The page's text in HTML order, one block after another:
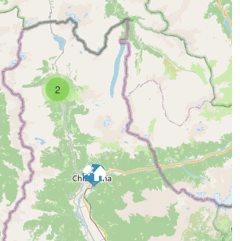
2
CO-FINANZIATO DA:
CAPOFILA: